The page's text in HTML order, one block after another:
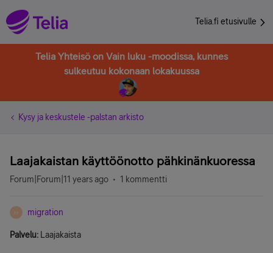
Telia.fi etusivulle
Telia Yhteisö on Vain luku -moodissa, kunnes
sulkeutuu kokonaan lokakuussa
Kysy ja keskustele -palstan arkisto
Laajakaistan käyttöönotto pähkinänkuoressa
Forum|Forum|11 years ago 1 kommentti
M migration
Palvelu: Laajakaista